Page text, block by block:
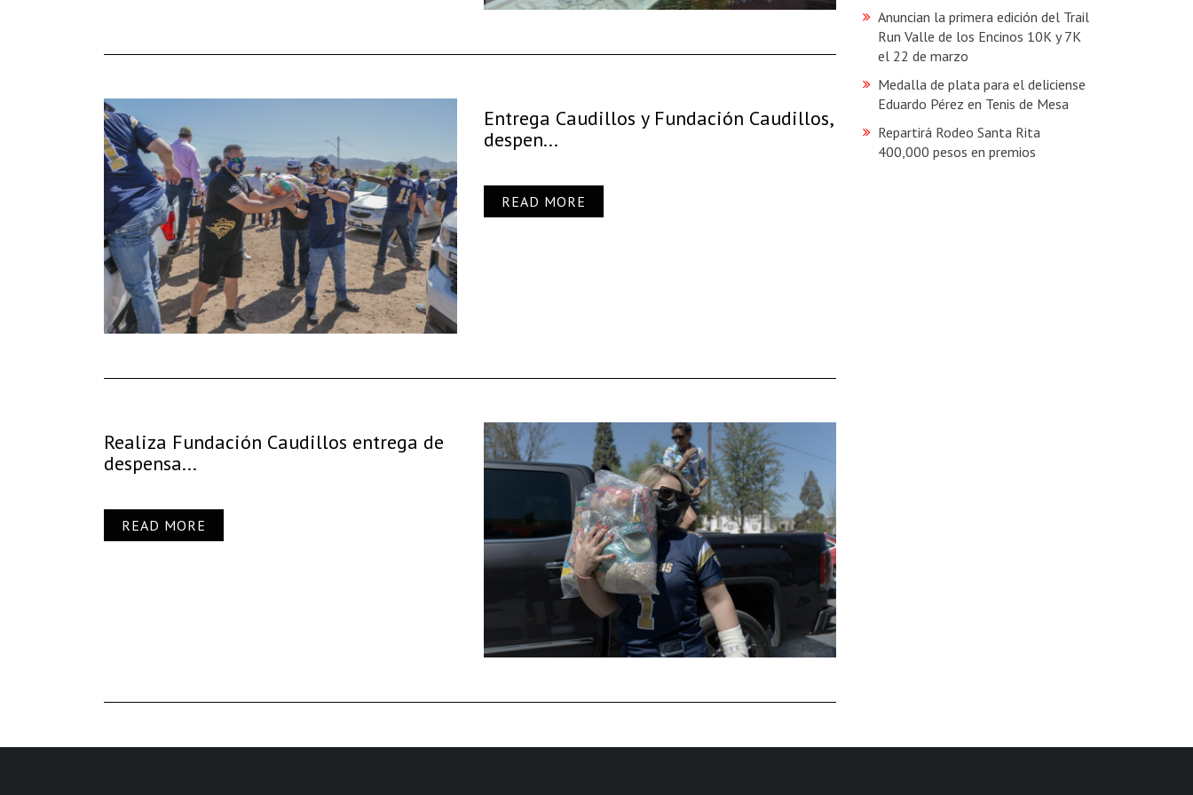
Entrega Caudillos y Fundación Caudillos,
despen...
READ MORE
Realiza Fundación Caudillos entrega de
despensa...
READ MORE
Anuncian la primera edición del Trail
Run Valle de los Encinos 10K y 7K
el 22 de marzo
Medalla de plata para el deliciense
Eduardo Pérez en Tenis de Mesa
Repartirá Rodeo Santa Rita
400,000 pesos en premios